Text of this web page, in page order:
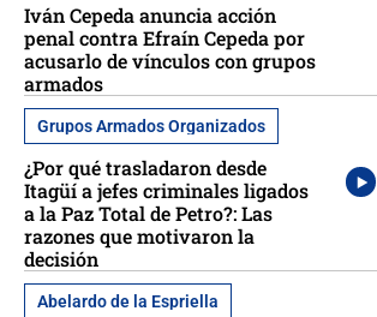
Iván Cepeda anuncia acción
penal contra Efraín Cepeda por
acusarlo de vínculos con grupos
armados
Grupos Armados Organizados
¿Por qué trasladaron desde
Itagüí a jefes criminales ligados
a la Paz Total de Petro?: Las
razones que motivaron la
decisión
Abelardo de la Espriella